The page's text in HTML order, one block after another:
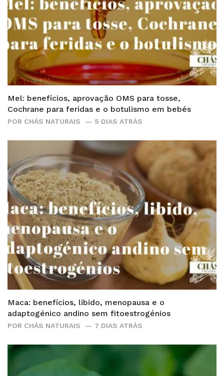
Mel: benefícios, aprovação OMS para tosse,
Cochrane para feridas e o botulismo em bebés
POR CHÁS NATURAIS 5 DIAS ATRÁS
Maca: benefícios, libido, menopausa e o
adaptogénico andino sem fitoestrogénios
POR CHÁS NATURAIS 7 DIAS ATRÁS